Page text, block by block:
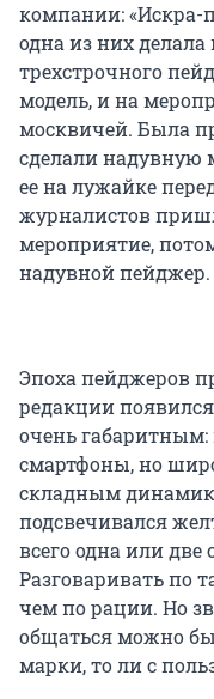
компании: «Искра-
одна из них
трехстрочного
модель, и на
москвичей. Была
сделали надувную
ее на лужайке
журналистов
мероприятие,
надувной пейджер.
Эпоха пейджеров
редакции
очень
смартфоны, но
складным
подсвечивался
всего одна или
Разговаривать по
чем по рации. Но
общаться можно
марки, то ли с